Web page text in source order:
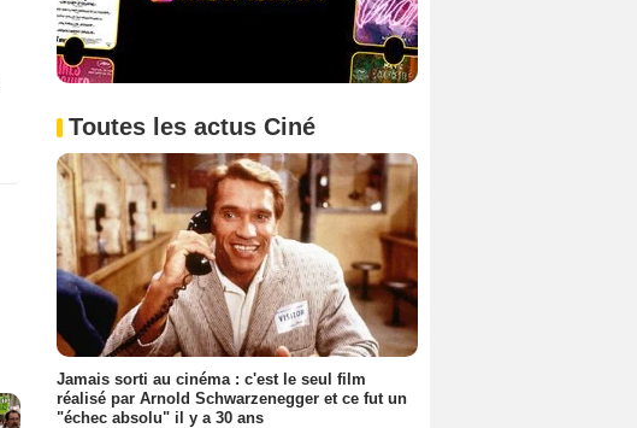
Toutes les actus Ciné
Jamais sorti au cinéma : c'est le seul film
réalisé par Arnold Schwarzenegger et ce fut un
"échec absolu" il y a 30 ans